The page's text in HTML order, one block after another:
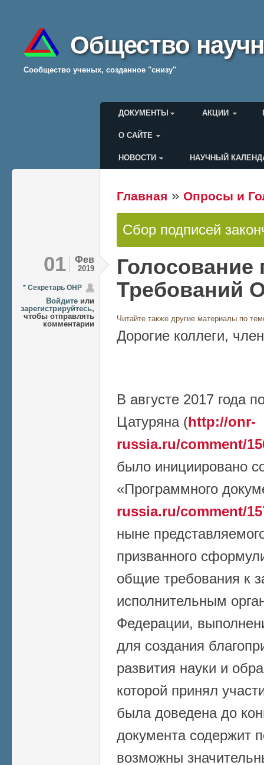
Общество
Cообщество ученых, созданное "снизу"
Главное меню
ДОКУМЕНТЫ АКЦИИ
О САЙТЕ
Меню пользователя
НОВОСТИ НАУЧНЫЙ
Вы здесь
Главная » Опросы и
Статус
Сбор подписей
01 Фев
2019
* Секретарь ОНР
Войдите или
зарегистрируйтесь,
чтобы отправлять
комментарии
Голосование
Требований
Читайте также другие материалы по
Дорогие коллеги,
В августе 2017 года
Цатуряна (http://onr-
russia.ru/comment/
было инициировано
«Программного
russia.ru/comment/
ныне
призванного
общие требования к
исполнительным
Федерации,
для создания
развития науки и
которой принял
была доведена до
документа содержит
возможны